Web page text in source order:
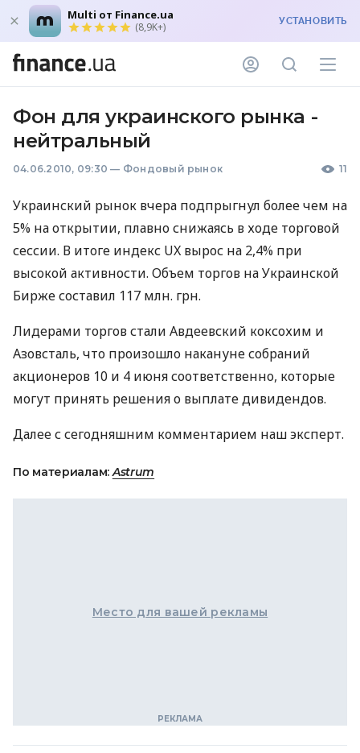
Multi от Finance.ua
(8,9K+) УСТАНОВИТЬ
Фон для украинского рынка -
нейтральный
04.06.2010, 09:30 — Фондовый рынок 11
Украинский рынок вчера подпрыгнул более чем на
5% на открытии, плавно снижаясь в ходе торговой
сессии. В итоге индекс UX вырос на 2,4% при
высокой активности. Объем торгов на Украинской
Бирже составил 117 млн. грн.
Лидерами торгов стали Авдеевский коксохим и
Азовсталь, что произошло накануне собраний
акционеров 10 и 4 июня соответственно, которые
могут принять решения о выплате дивидендов.
Далее с сегодняшним комментарием наш эксперт.
По материалам:Astrum
Место для вашей рекламы